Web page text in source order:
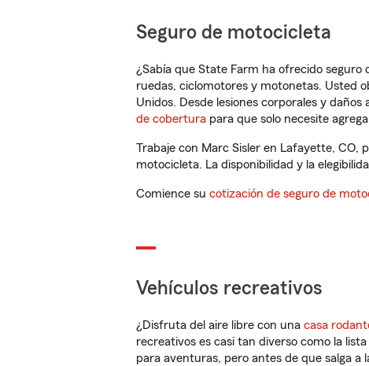
Seguro de motocicleta
¿Sabía que State Farm ha ofrecido
ruedas, ciclomotores y motonetas. Usted
Unidos. Desde lesiones corporales y
de cobertura para que solo necesite
Trabaje con Marc Sisler en Lafayette, CO,
motocicleta. La disponibilidad y la
Comience su cotización de seguro de
Vehículos recreativos
¿Disfruta del aire libre con una casa
recreativos es casi tan diverso como la
para aventuras, pero antes de que salga a